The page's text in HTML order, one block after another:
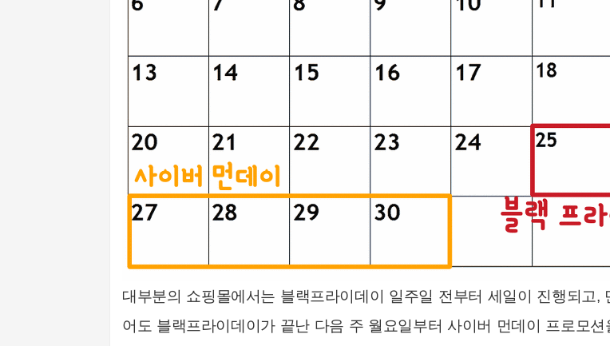
대부분의 쇼핑몰에서는 블랙프라이데이 일주일 전부터 세일이 진행되고,
어도 블랙프라이데이가 끝난 다음 주 월요일부터 사이버 먼데이 프로모션